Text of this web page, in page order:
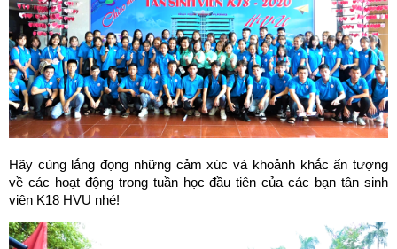
Hãy cùng lắng đọng những cảm xúc và khoảnh khắc ấn tượng
về các hoạt động trong tuần học đầu tiên của các bạn tân sinh
viên K18 HVU nhé!